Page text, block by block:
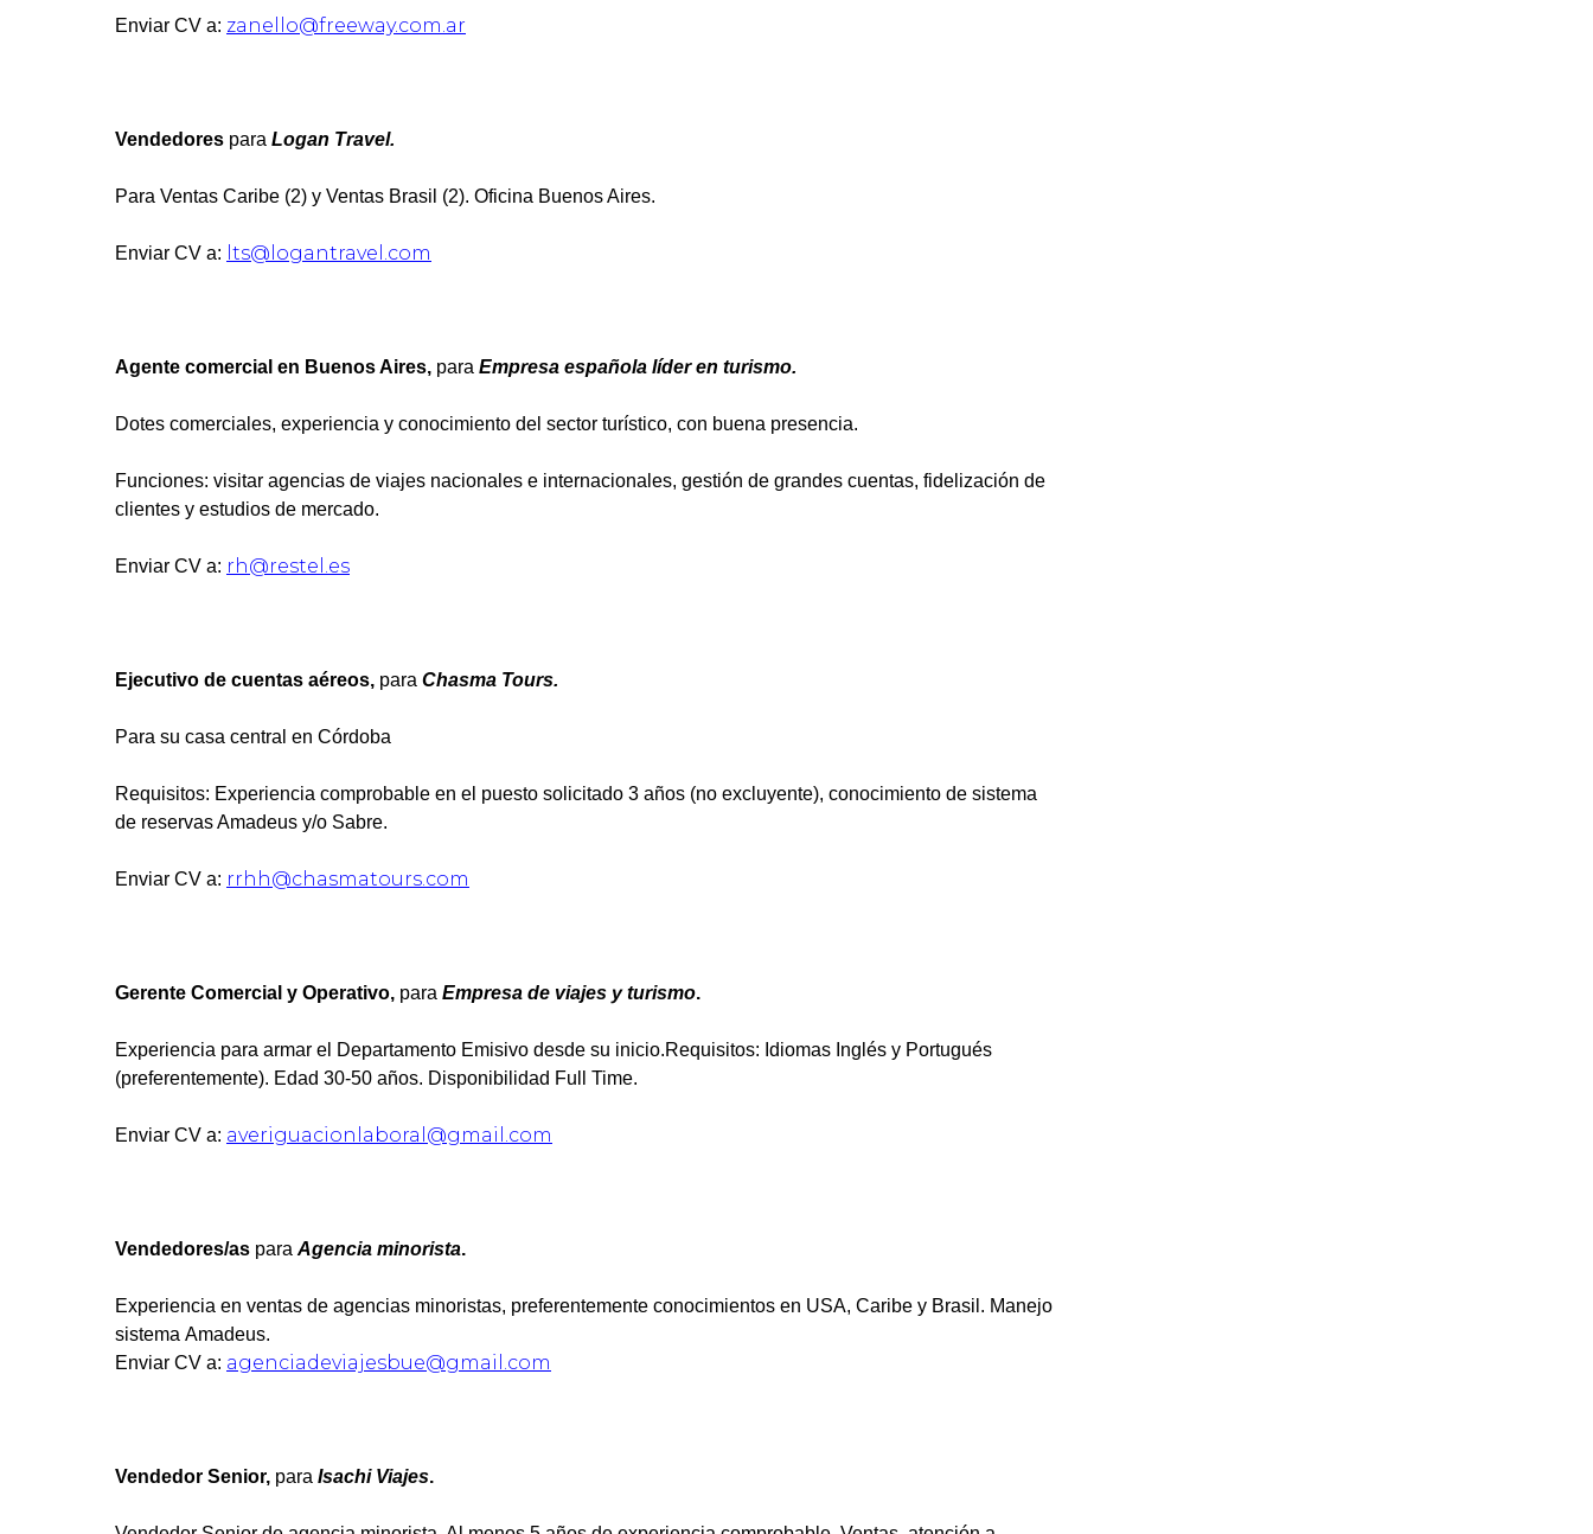
Enviar CV a: zanello@freeway.com.ar
Vendedores para Logan Travel.
Para Ventas Caribe (2) y Ventas Brasil (2). Oficina Buenos Aires.
Enviar CV a: lts@logantravel.com
Agente comercial en Buenos Aires, para Empresa española líder en turismo.
Dotes comerciales, experiencia y conocimiento del sector turístico, con buena presencia.
Funciones: visitar agencias de viajes nacionales e internacionales, gestión de grandes cuentas, fidelización de
clientes y estudios de mercado.
Enviar CV a: rh@restel.es
Ejecutivo de cuentas aéreos, para Chasma Tours.
Para su casa central en Córdoba
Requisitos: Experiencia comprobable en el puesto solicitado 3 años (no excluyente), conocimiento de sistema
de reservas Amadeus y/o Sabre.
Enviar CV a: rrhh@chasmatours.com
Gerente Comercial y Operativo, para Empresa de viajes y turismo.
Experiencia para armar el Departamento Emisivo desde su inicio.Requisitos: Idiomas Inglés y Portugués
(preferentemente). Edad 30-50 años. Disponibilidad Full Time.
Enviar CV a: averiguacionlaboral@gmail.com
Vendedores/as para Agencia minorista.
Experiencia en ventas de agencias minoristas, preferentemente conocimientos en USA, Caribe y Brasil. Manejo
sistema Amadeus.
Enviar CV a: agenciadeviajesbue@gmail.com
Vendedor Senior, para Isachi Viajes.